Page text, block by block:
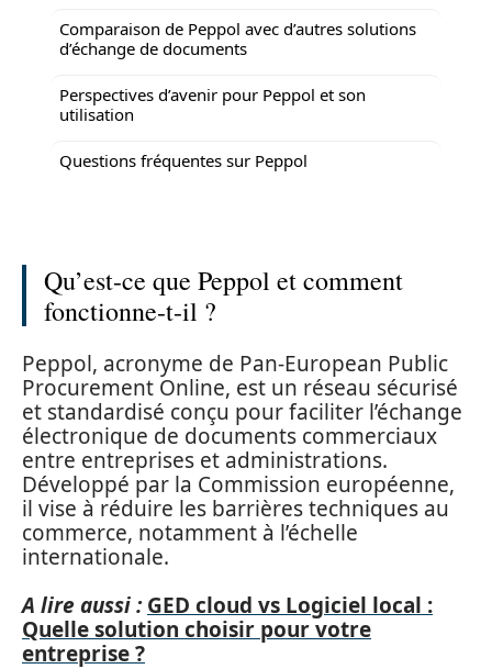
Comparaison de Peppol avec d’autres solutions
d’échange de documents
Perspectives d’avenir pour Peppol et son
utilisation
Questions fréquentes sur Peppol
Qu’est-ce que Peppol et comment
fonctionne-t-il ?
Peppol, acronyme de Pan-European Public
Procurement Online, est un réseau sécurisé
et standardisé conçu pour faciliter l’échange
électronique de documents commerciaux
entre entreprises et administrations.
Développé par la Commission européenne,
il vise à réduire les barrières techniques au
commerce, notamment à l’échelle
internationale.
A lire aussi : GED cloud vs Logiciel local :
Quelle solution choisir pour votre
entreprise ?